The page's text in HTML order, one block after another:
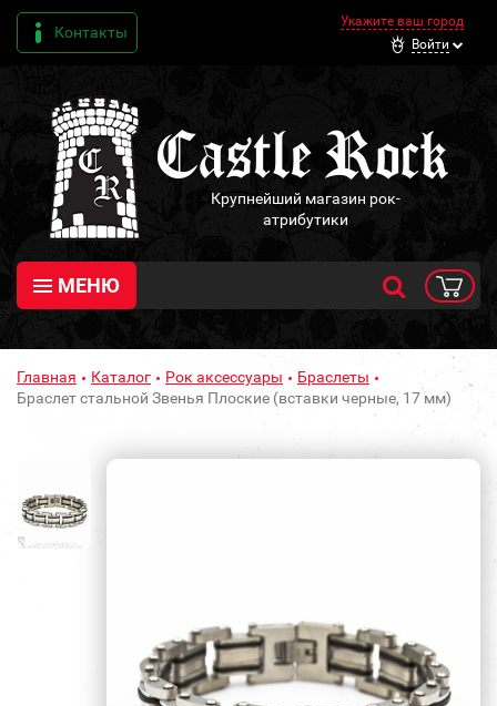
Контакты
Укажите ваш город
Войти
Крупнейший магазин рок-
атрибутики
МЕНЮ
Главная Каталог Рок аксессуары
Браслеты
Браслет стальной Звенья Плоские (вставки черные, 17 мм)